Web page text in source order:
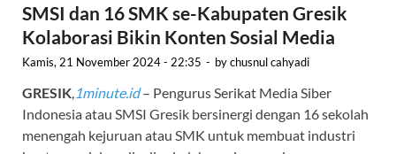
SMSI dan 16 SMK se-Kabupaten Gresik
Kolaborasi Bikin Konten Sosial Media
Kamis, 21 November 2024 - 22:35 - bychusnul cahyadi
GRESIK 1minute.id– Pengurus Serikat Media Siber
Indonesia atau SMSI Gresik bersinergi dengan 16 sekolah
menengah kejuruan atau SMK untuk membuat industri